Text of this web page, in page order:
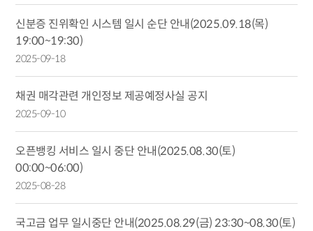
신분증 진위확인 시스템 일시 순단 안내(2025.09.18(목)
19:00~19:30)
2025-09-18
채권 매각관련 개인정보 제공예정사실 공지
2025-09-10
오픈뱅킹 서비스 일시 중단 안내(2025.08.30(토)
00:00~06:00)
2025-08-28
국고금 업무 일시중단 안내(2025.08.29(금) 23:30~08.30(토)